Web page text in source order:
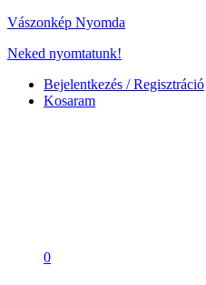
Vászonkép Nyomda
Neked nyomtatunk!
Bejelentkezés / Regisztráció
Kosaram
0